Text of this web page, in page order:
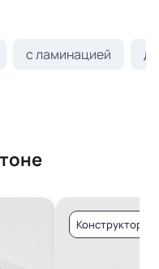
с ламинацией
Конструктор